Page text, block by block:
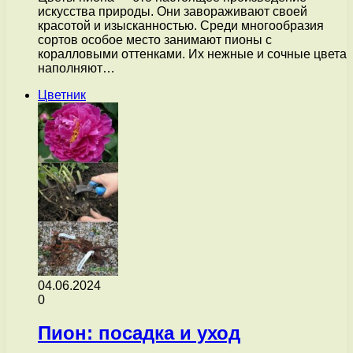
искусства природы. Они завораживают своей
красотой и изысканностью. Среди многообразия
сортов особое место занимают пионы с
коралловыми оттенками. Их нежные и сочные цвета
наполняют…
Цветник
04.06.2024
0
Пион: посадка и уход